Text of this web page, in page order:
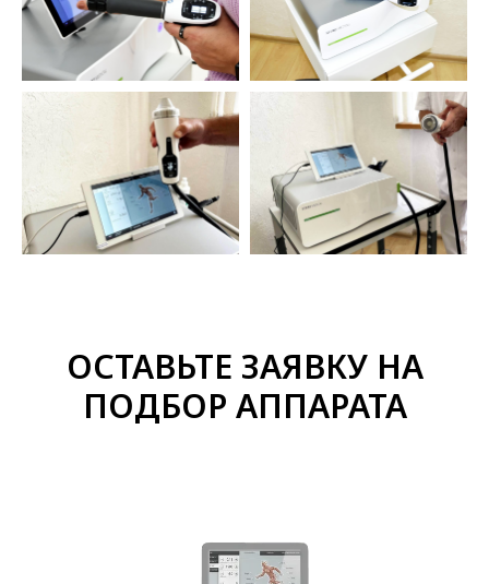
ОСТАВЬТЕ ЗАЯВКУ НА
ПОДБОР АППАРАТА